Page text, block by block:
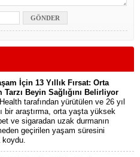
İçin 13 Yıllık Fırsat: Orta
Tarzı Beyin Sağlığını Belirliyor
tarafından yürütülen ve 26 yıl
bir araştırma, orta yaşta yüksek
ve sigaradan uzak durmanın
geçirilen yaşam süresini
koydu.